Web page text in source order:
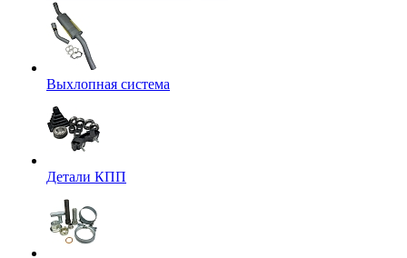
Выхлопная система
Детали КПП